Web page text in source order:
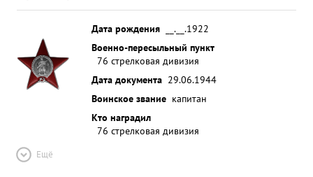
Дата рождения
__.__.1922
Военно-пересыльный пункт
76 стрелковая дивизия
Дата документа 29.06.1944
Воинское звание капитан
Кто наградил
76 стрелковая дивизия
Ещё